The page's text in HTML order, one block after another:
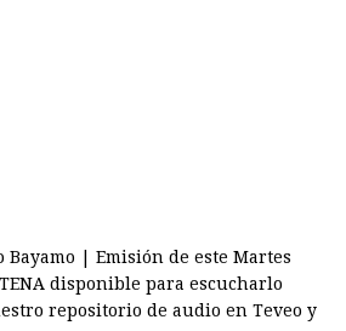
Bayamo | Emisión de este Martes
disponible para escucharlo
repositorio de audio en Teveo y